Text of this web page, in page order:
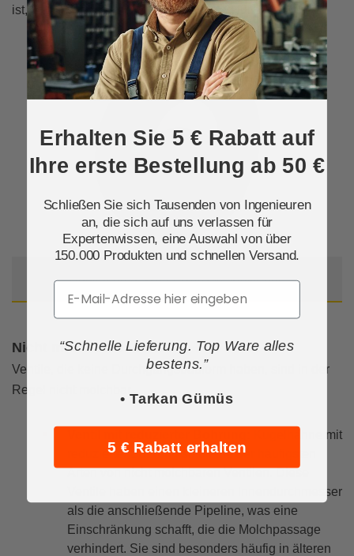
ist, bietet die Scheibe einen klaren Weg für den Molch.
Abbildung 5: Wafer-Rückschlagklappe
Nicht molchbare Ventile
Ventile, die keine Durchgangsbauform haben, sind in der
Regel nicht molchbar.
Kugelhähne mit
reduzierter Bohrung sind eine der häufigsten
Arten von nicht molchbaren Ventilen. Diese
Ventile haben einen kleineren Innendurchmesser
als die anschließende Pipeline, was eine
Einschränkung schafft, die die Molchpassage
verhindert. Sie sind besonders häufig in älteren
Erhalten Sie 5 € Rabatt auf
Ihre erste Bestellung ab 50 €
Schließen Sie sich Tausenden von Ingenieuren
an, die sich auf uns verlassen für
Expertenwissen, eine Auswahl von über
150.000 Produkten und schnellen Versand.
Email
“Schnelle Lieferung. Top Ware alles
bestens.”
• Tarkan Gümüs
5 € Rabatt erhalten